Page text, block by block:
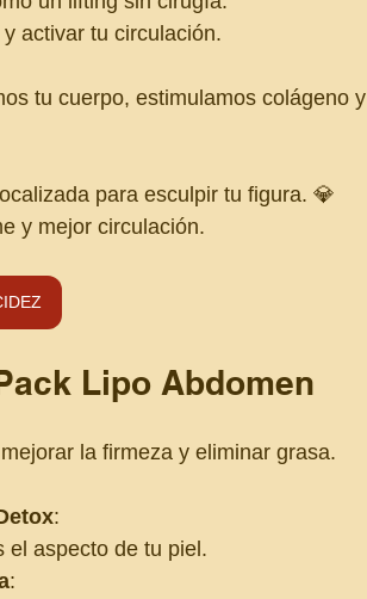
activar tu circulación.
tu cuerpo, estimulamos colágeno y
para esculpir tu figura. 💎
y mejor circulación.
Lipo Abdomen
la firmeza y eliminar grasa.
:
el aspecto de tu piel.
: